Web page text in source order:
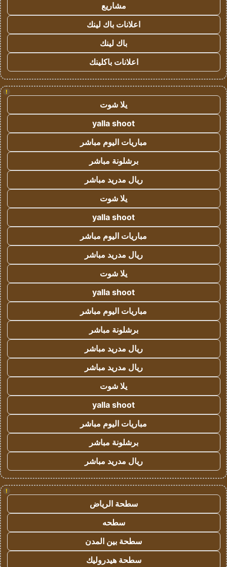
مشاريع
اعلانات باك لينك
باك لينك
اعلانات باكلينك
!
يلا شوت
yalla shoot
مباريات اليوم مباشر
برشلونة مباشر
ريال مدريد مباشر
يلا شوت
yalla shoot
مباريات اليوم مباشر
ريال مدريد مباشر
يلا شوت
yalla shoot
مباريات اليوم مباشر
برشلونة مباشر
ريال مدريد مباشر
ريال مدريد مباشر
يلا شوت
yalla shoot
مباريات اليوم مباشر
برشلونة مباشر
ريال مدريد مباشر
!
سطحة الرياض
سطحه
سطحة بين المدن
سطحة هيدروليك